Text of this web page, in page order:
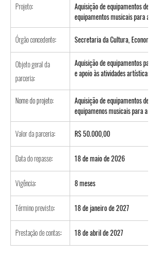
Projeto:
Aquisição de equipamentos de
equipamentos musicais para a
Órgão concedente: Secretaria da Cultura, Economia
Objeto geral da
parceria:
Aquisição de equipamentos
e apoio às atividades artísticas
Nome do projeto:
Aquisição de equipamentos de
equipamenos musicais para a
Valor da parceria: R$ 50.000,00
Data do repasse: 18 de maio de 2026
Vigência: 8 meses
Término previsto: 18 de janeiro de 2027
Prestação de contas: 18 de abril de 2027